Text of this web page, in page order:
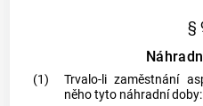
§
(1)
Trvalo-li zaměstnání
něho tyto náhradní doby: